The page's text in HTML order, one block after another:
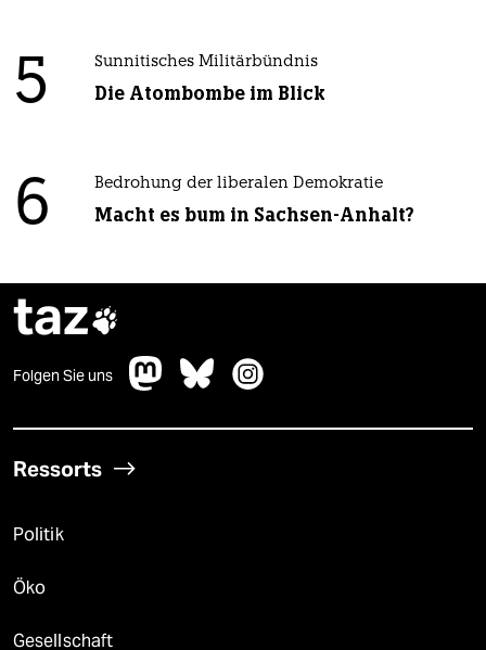
5 Sunnitisches Militärbündnis
Die Atombombe im Blick
6 Bedrohung der liberalen Demokratie
Macht es bum in Sachsen-Anhalt?
taz
Folgen Sie uns
Ressorts
Politik
Öko
Gesellschaft